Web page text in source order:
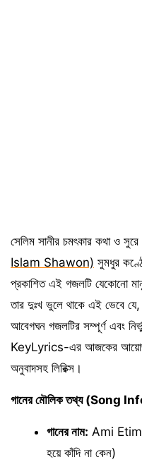
সেলিম সানীর চমৎকার কথা ও
Islam Shawon) সুমধুর
প্রকাশিত এই গজলটি যেকোনো
তার দুঃখ ভুলে থাকে এই ভেবে যে,
আবেগঘন গজলটির সম্পূর্ণ এবং
KeyLyrics-এর আজকের
অনুবাদসহ লিরিক্স।
গানের মৌলিক তথ্য (Song
গানের নাম: Ami
হয়ে কাঁদি না কেন)